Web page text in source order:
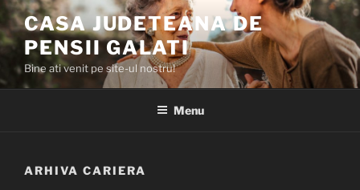
Skip
to
content
CASA JUDETEANA DE
PENSII GALATI
Bine ati venit pe site-ul nostru!
Menu
ARHIVA CARIERA